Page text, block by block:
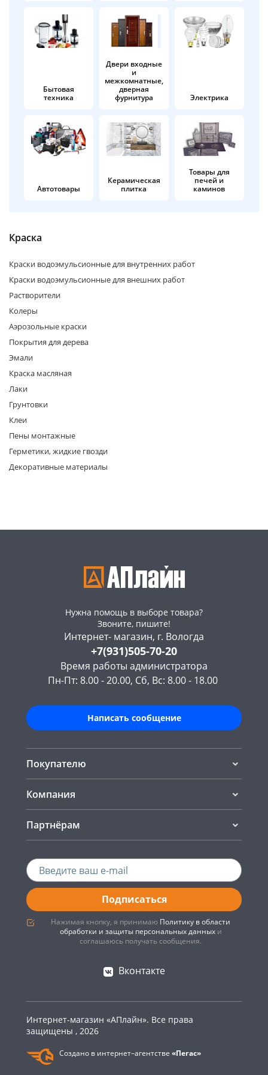
Бытовая
техника
Двери входные
и
межкомнатные,
дверная
фурнитура
Электрика
Автотовары
Керамическая
плитка
Товары для
печей и
каминов
Краска
Краски водоэмульсионные для внутренних работ
Краски водоэмульсионные для внешних работ
Растворители
Колеры
Аэрозольные краски
Покрытия для дерева
Эмали
Краска масляная
Лаки
Грунтовки
Клеи
Пены монтажные
Герметики, жидкие гвозди
Декоративные материалы
Нужна помощь в выборе товара?
Звоните, пишите!
Интернет- магазин, г. Вологда
+7(931)505-70-20
Время работы администратора
Пн-Пт: 8.00 - 20.00, Сб, Вс: 8.00 - 18.00
Написать сообщение
Покупателю
Компания
Партнёрам
Подписаться
Нажимая кнопку, я принимаю Политику в области
обработки и защиты персональных данныхи
соглашаюсь получать сообщения.
Вконтакте
Интернет-магазин «АПлайн». Все права
защищены , 2026
Создано в интернет–агентстве «Пегас»
об оплате Плайтом
раз в 2
недели
Остались вопросы?
8 800 302-02-51
plait.ru